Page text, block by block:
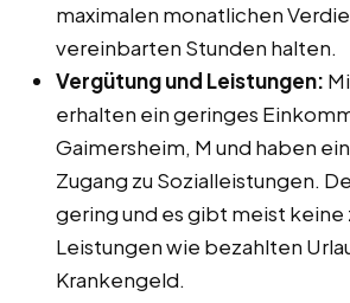
maximalen monatlichen
vereinbarten Stunden halten.
Vergütung und Leistungen:
erhalten ein geringes
Gaimersheim, M und haben
Zugang zu Sozialleistungen.
gering und es gibt meist keine
Leistungen wie bezahlten
Krankengeld.